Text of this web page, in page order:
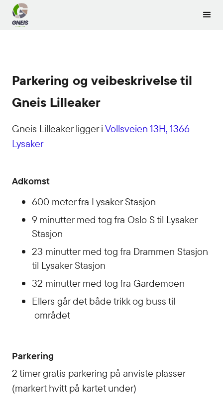
Parkering og veibeskrivelse til
Gneis Lilleaker
Gneis Lilleaker ligger i Vollsveien 13H, 1366
Lysaker
Adkomst
600 meter fra Lysaker Stasjon
9 minutter med tog fra Oslo S til Lysaker
Stasjon
23 minutter med tog fra Drammen Stasjon
til Lysaker Stasjon
32 minutter med tog fra Gardemoen
Ellers går det både trikk og buss til
området
Parkering
2 timer gratis parkering på anviste plasser
(markert hvitt på kartet under)